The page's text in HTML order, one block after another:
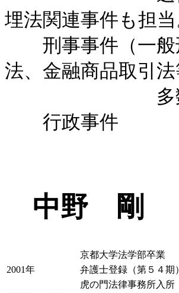
埋法関連事件も担当
刑事事件（一般
法、金融商品取引
多数担当、
行政事件
中野 剛
京都大学法学部卒業
2001年
弁護士登録（第５４期）
虎の門法律事務所入所